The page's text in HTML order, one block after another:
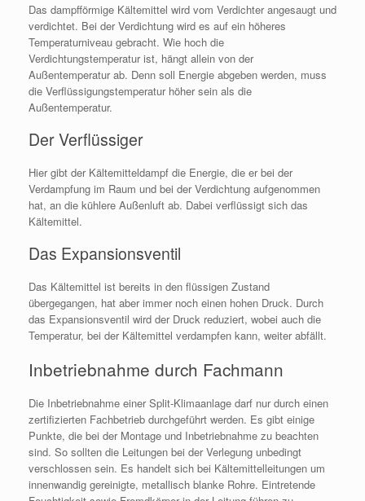
Das dampfförmige Kältemittel wird vom Verdichter angesaugt und
verdichtet. Bei der Verdichtung wird es auf ein höheres
Temperaturniveau gebracht. Wie hoch die
Verdichtungstemperatur ist, hängt allein von der
Außentemperatur ab. Denn soll Energie abgeben werden, muss
die Verflüssigungstemperatur höher sein als die
Außentemperatur.
Der Verflüssiger
Hier gibt der Kältemitteldampf die Energie, die er bei der
Verdampfung im Raum und bei der Verdichtung aufgenommen
hat, an die kühlere Außenluft ab. Dabei verflüssigt sich das
Kältemittel.
Das Expansionsventil
Das Kältemittel ist bereits in den flüssigen Zustand
übergegangen, hat aber immer noch einen hohen Druck. Durch
das Expansionsventil wird der Druck reduziert, wobei auch die
Temperatur, bei der Kältemittel verdampfen kann, weiter abfällt.
Inbetriebnahme durch Fachmann
Die Inbetriebnahme einer Split-Klimaanlage darf nur durch einen
zertifizierten Fachbetrieb durchgeführt werden. Es gibt einige
Punkte, die bei der Montage und Inbetriebnahme zu beachten
sind. So sollten die Leitungen bei der Verlegung unbedingt
verschlossen sein. Es handelt sich bei Kältemittelleitungen um
innenwandig gereinigte, metallisch blanke Rohre. Eintretende